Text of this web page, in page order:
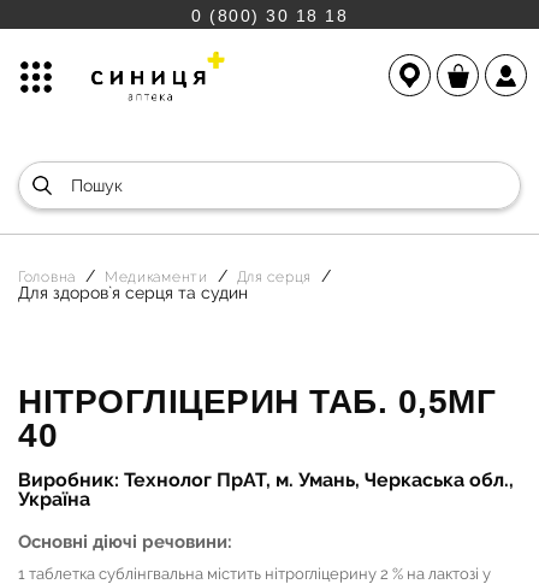
0 (800) 30 18 18
Головна Медикаменти Для серця
Для здоров`я серця та судин
НІТРОГЛІЦЕРИН ТАБ. 0,5МГ
40
Виробник: Технолог ПрАТ, м. Умань, Черкаська обл.,
Україна
Основні діючі речовини:
1 таблетка сублінгвальна містить нітрогліцерину 2 % на лактозі у